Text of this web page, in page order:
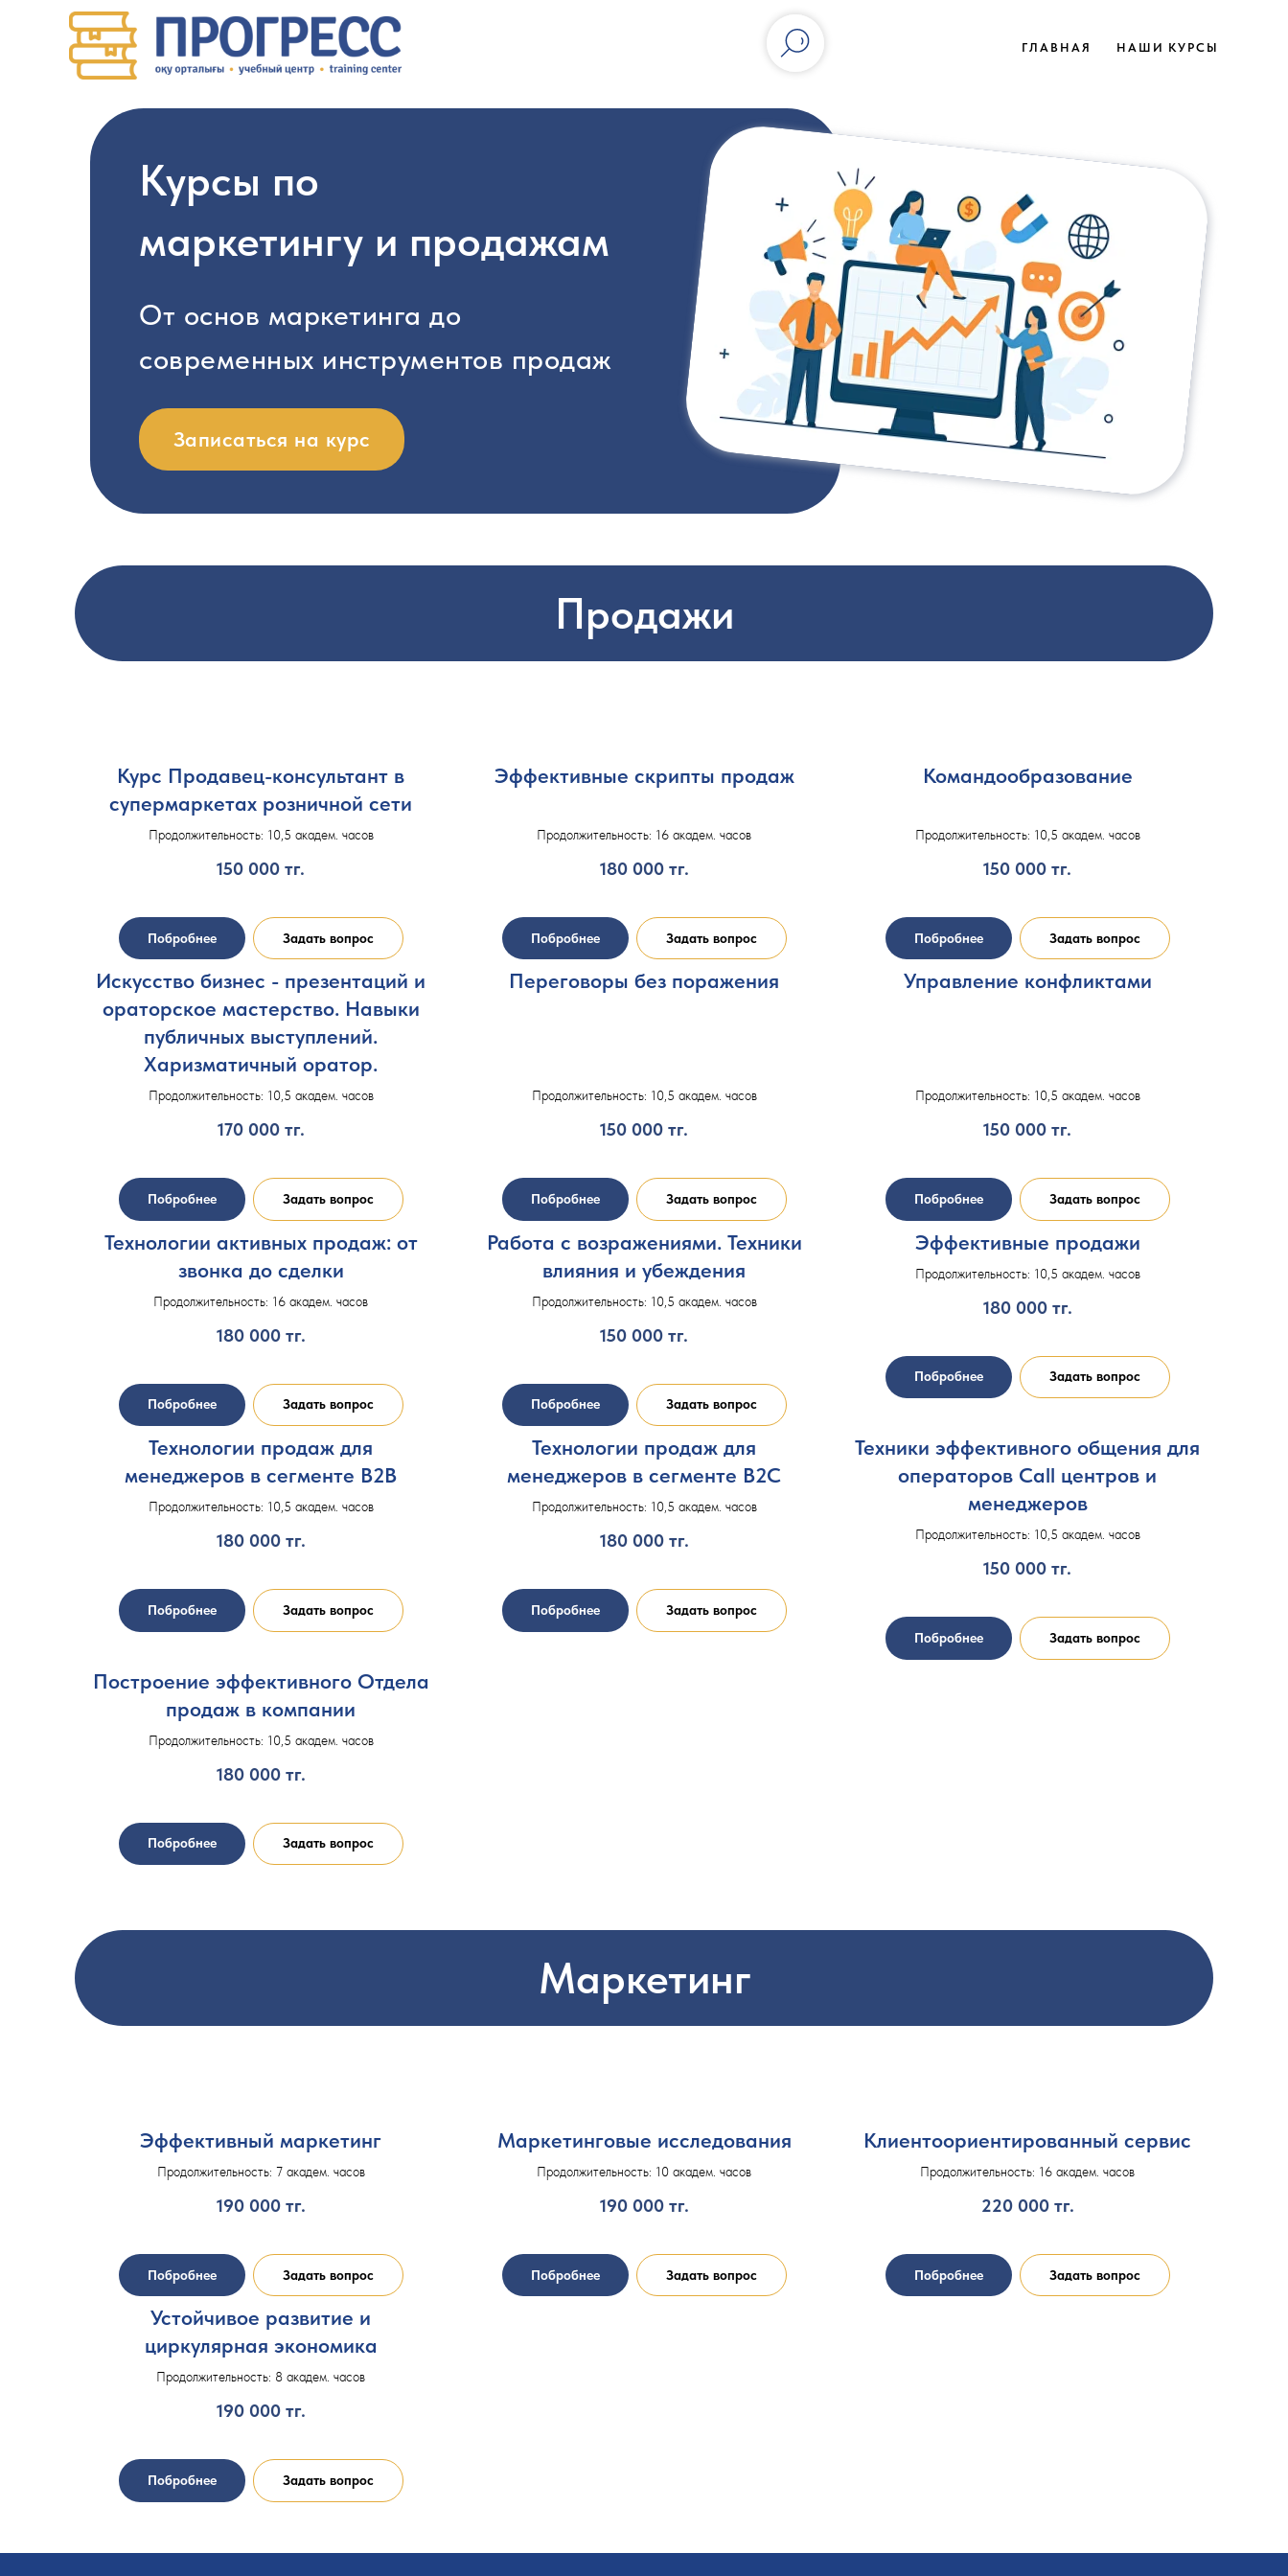
ГЛАВНАЯ НАШИ КУРСЫ
От основ маркетинга до
современных инструментов продаж
Курсы по
маркетингу и продажам
Записаться на курс
Продажи
Курс Продавец-консультант в
супермаркетах розничной сети
Продолжительность: 10,5 академ. часов
150 000 тг.
Побробнее Задать вопрос
Эффективные скрипты продаж
Продолжительность: 16 академ. часов
180 000 тг.
Побробнее Задать вопрос
Командообразование
Продолжительность: 10,5 академ. часов
150 000 тг.
Побробнее Задать вопрос
Искусство бизнес - презентаций и
ораторское мастерство. Навыки
публичных выступлений.
Харизматичный оратор.
Продолжительность: 10,5 академ. часов
170 000 тг.
Побробнее Задать вопрос
Переговоры без поражения
Продолжительность: 10,5 академ. часов
150 000 тг.
Побробнее Задать вопрос
Управление конфликтами
Продолжительность: 10,5 академ. часов
150 000 тг.
Побробнее Задать вопрос
Технологии активных продаж: от
звонка до сделки
Продолжительность: 16 академ. часов
180 000 тг.
Побробнее Задать вопрос
Работа с возражениями. Техники
влияния и убеждения
Продолжительность: 10,5 академ. часов
150 000 тг.
Побробнее Задать вопрос
Эффективные продажи
Продолжительность: 10,5 академ. часов
180 000 тг.
Побробнее Задать вопрос
Технологии продаж для
менеджеров в сегменте В2В
Продолжительность: 10,5 академ. часов
180 000 тг.
Побробнее Задать вопрос
Технологии продаж для
менеджеров в сегменте В2С
Продолжительность: 10,5 академ. часов
180 000 тг.
Побробнее Задать вопрос
Техники эффективного общения для
операторов Call центров и
менеджеров
Продолжительность: 10,5 академ. часов
150 000 тг.
Побробнее Задать вопрос
Построение эффективного Отдела
продаж в компании
Продолжительность: 10,5 академ. часов
180 000 тг.
Побробнее Задать вопрос
Маркетинг
Эффективный маркетинг
Продолжительность: 7 академ. часов
190 000 тг.
Побробнее Задать вопрос
Маркетинговые исследования
Продолжительность: 10 академ. часов
190 000 тг.
Побробнее Задать вопрос
Клиентоориентированный сервис
Продолжительность: 16 академ. часов
220 000 тг.
Побробнее Задать вопрос
Устойчивое развитие и
циркулярная экономика
Продолжительность: 8 академ. часов
190 000 тг.
Побробнее Задать вопрос